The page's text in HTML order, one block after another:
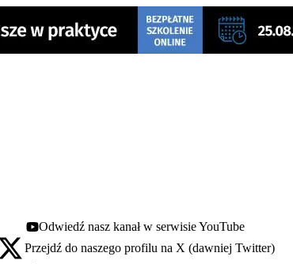
Youtube - otwiera się w nowej karcie
Odwiedź nasz kanał w serwisie YouTube
X - otwiera się w nowej karcie
Przejdź do naszego profilu na X (dawniej Twitter)